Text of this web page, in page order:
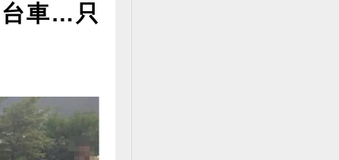
台車…只